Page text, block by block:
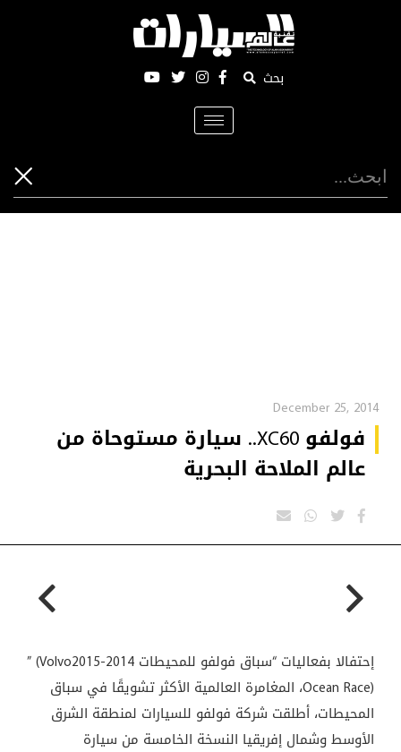
بحث
Toggle
navigation
December 25, 2014
فولفو XC60.. سيارة مستوحاة من
عالم الملاحة البحرية
إحتفالا بفعاليات “سباق فولفو للمحيطات 2014-2015
” (Volvo
Ocean Race)، المغامرة العالمية الأكثر تشويقًا في سباق
المحيطات، أطلقت شركة فولفو للسيارات لمنطقة الشرق
الأوسط وشمال إفريقيا النسخة الخامسة من سيارة